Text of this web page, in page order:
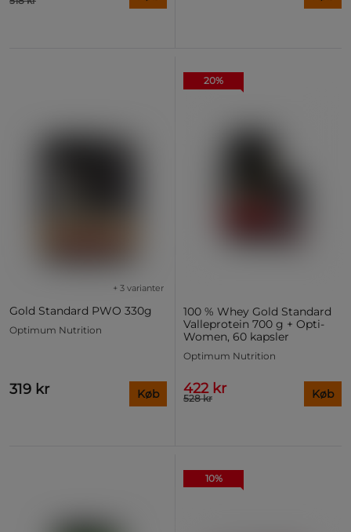
Gold Standard PWO 330g
+ 3 varianter
Optimum Nutrition
319 kr Køb
20%
100 % Whey Gold Standard
Valleprotein 700 g + Opti-
Women, 60 kapsler
Optimum Nutrition
422 kr
528 kr Køb
10%